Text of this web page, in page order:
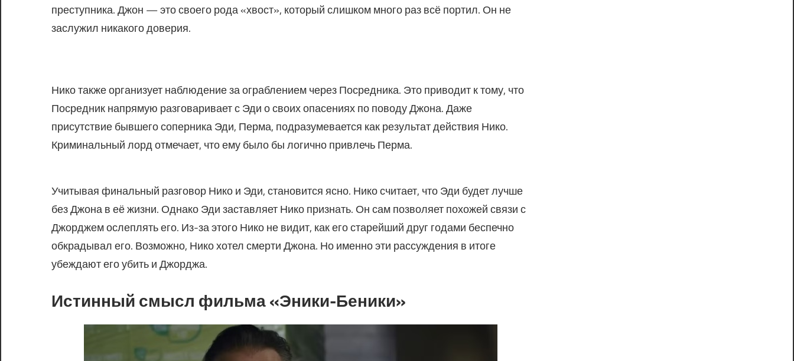
преступника. Джон — это своего рода «хвост», который слишком много раз всё портил. Он не
заслужил никакого доверия.
Нико также организует наблюдение за ограблением через Посредника. Это приводит к тому, что
Посредник напрямую разговаривает с Эди о своих опасениях по поводу Джона. Даже
присутствие бывшего соперника Эди, Перма, подразумевается как результат действия Нико.
Криминальный лорд отмечает, что ему было бы логично привлечь Перма.
Учитывая финальный разговор Нико и Эди, становится ясно. Нико считает, что Эди будет лучше
без Джона в её жизни. Однако Эди заставляет Нико признать. Он сам позволяет похожей связи с
Джорджем ослеплять его. Из-за этого Нико не видит, как его старейший друг годами беспечно
обкрадывал его. Возможно, Нико хотел смерти Джона. Но именно эти рассуждения в итоге
убеждают его убить и Джорджа.
Истинный смысл фильма «Эники-Беники»